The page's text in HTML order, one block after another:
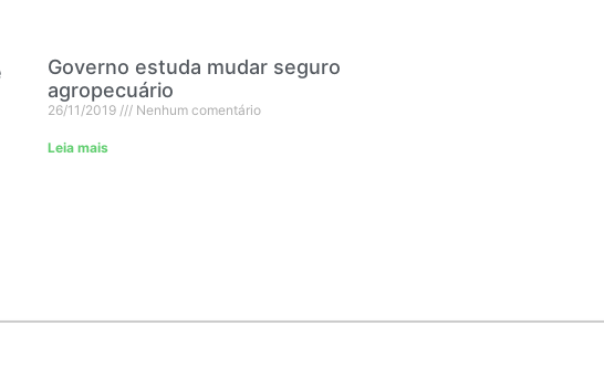
Governo estuda mudar seguro
agropecuário
26/11/2019 Nenhum comentário
Leia mais